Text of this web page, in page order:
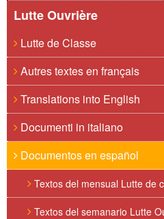
Lutte Ouvrière
Lutte de Classe
Autres textes en français
Translations into English
Documenti in italiano
Documentos en español
Textos del mensual Lutte de
Textos del semanario Lutte